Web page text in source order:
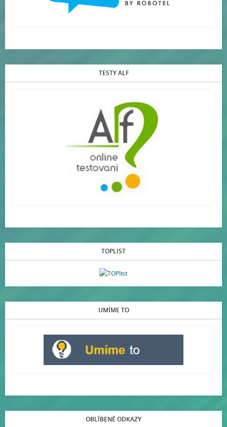
TESTY ALF
TOPLIST
UMÍME TO
OBLÍBENÉ ODKAZY